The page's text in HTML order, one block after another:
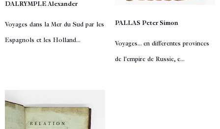
DALRYMPLE Alexander
Voyages dans la Mer du Sud par les
Espagnols et les Holland...
PALLAS Peter Simon
Voyages... en differentes provinces
de l'empire de Russie, e...